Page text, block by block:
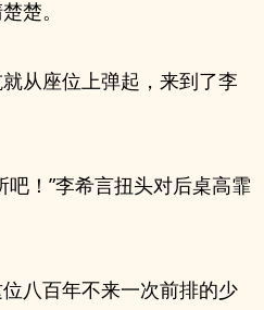
楚。
从座位上弹起，来到了李
吧！”李希言扭头对后桌高霏
八百年不来一次前排的少